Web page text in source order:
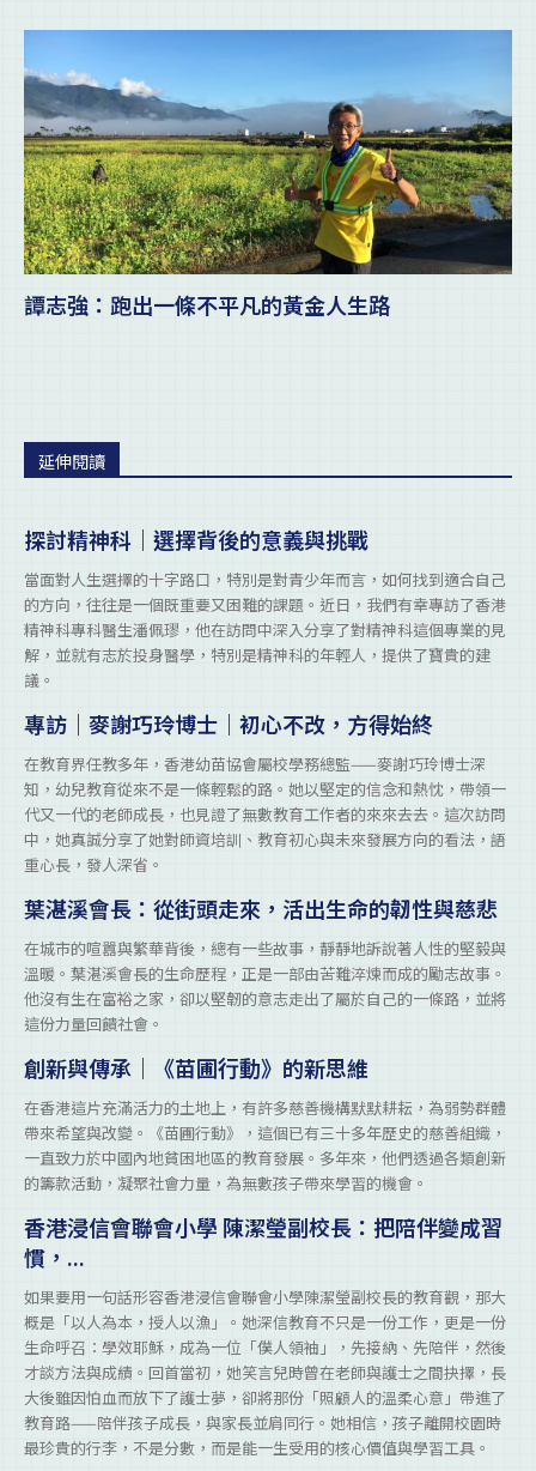
譚志強：跑出一條不平凡的黃金人生路
延伸閱讀
探討精神科｜選擇背後的意義與挑戰
當面對人生選擇的十字路口，特別是對青少年而言，如何找到適合自己
的方向，往往是一個既重要又困難的課題。近日，我們有幸專訪了香港
精神科專科醫生潘佩璆，他在訪問中深入分享了對精神科這個專業的見
解，並就有志於投身醫學，特別是精神科的年輕人，提供了寶貴的建
議。
專訪｜麥謝巧玲博士｜初心不改，方得始終
在教育界任教多年，香港幼苗協會屬校學務總監——麥謝巧玲博士深
知，幼兒教育從來不是一條輕鬆的路。她以堅定的信念和熱忱，帶領一
代又一代的老師成長，也見證了無數教育工作者的來來去去。這次訪問
中，她真誠分享了她對師資培訓、教育初心與未來發展方向的看法，語
重心長，發人深省。
葉湛溪會長：從街頭走來，活出生命的韌性與慈悲
在城市的喧囂與繁華背後，總有一些故事，靜靜地訴說著人性的堅毅與
溫暖。葉湛溪會長的生命歷程，正是一部由苦難淬煉而成的勵志故事。
他沒有生在富裕之家，卻以堅韌的意志走出了屬於自己的一條路，並將
這份力量回饋社會。
創新與傳承｜《苗圃行動》的新思維
在香港這片充滿活力的土地上，有許多慈善機構默默耕耘，為弱勢群體
帶來希望與改變。《苗圃行動》，這個已有三十多年歷史的慈善組織，
一直致力於中國內地貧困地區的教育發展。多年來，他們透過各類創新
的籌款活動，凝聚社會力量，為無數孩子帶來學習的機會。
香港浸信會聯會小學 陳潔瑩副校長：把陪伴變成習
慣，...
如果要用一句話形容香港浸信會聯會小學陳潔瑩副校長的教育觀，那大
概是「以人為本，授人以漁」。她深信教育不只是一份工作，更是一份
生命呼召：學效耶穌，成為一位「僕人領袖」，先接納、先陪伴，然後
才談方法與成績。回首當初，她笑言兒時曾在老師與護士之間抉擇，長
大後雖因怕血而放下了護士夢，卻將那份「照顧人的溫柔心意」帶進了
教育路——陪伴孩子成長，與家長並肩同行。她相信，孩子離開校園時
最珍貴的行李，不是分數，而是能一生受用的核心價值與學習工具。